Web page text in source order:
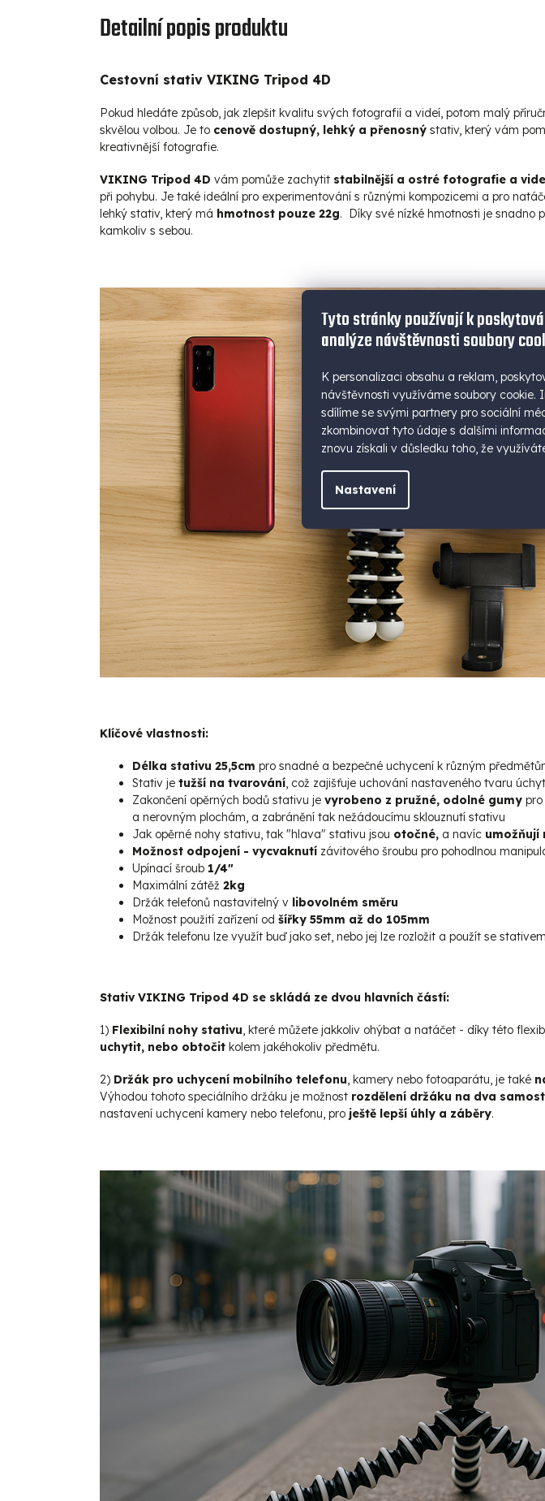
Tyto stránky používají k
analýze návštěvnosti soubory
K personalizaci obsahu a reklam,
návštěvnosti využíváme soubory cookie.
sdílíme se svými partnery pro sociální
zkombinovat tyto údaje s dalšími
znovu získali v důsledku toho, že
Nastavení
Detailní popis produktu
Cestovní stativ VIKING Tripod 4D
Pokud hledáte způsob, jak zlepšit kvalitu svých fotografií a videí, potom malý
skvělou volbou. Je to cenově dostupný, lehký a přenosný stativ, který vám
kreativnější fotografie.
VIKING Tripod 4D vám pomůže zachytit stabilnější a ostré fotografie a
při pohybu. Je také ideální pro experimentování s různými kompozicemi a pro
lehký stativ, který má hmotnost pouze 22g. Díky své nízké hmotnosti je snadno
kamkoliv s sebou.
Klíčové vlastnosti:
Délka stativu 25,5cm pro snadné a bezpečné uchycení k různým
Stativ je tužší na tvarování, což zajišťuje uchování nastaveného tvaru
Zakončení opěrných bodů stativu je vyrobeno z pružné, odolné gumy
a nerovným plochám, a zabránění tak nežádoucímu sklouznutí stativu
Jak opěrné nohy stativu, tak "hlava" stativu jsou otočné, a navíc umožňují
Možnost odpojení - vycvaknutí závitového šroubu pro pohodlnou
Upínací šroub 1/4"
Maximální zátěž 2kg
Držák telefonů nastavitelný v libovolném směru
Možnost použití zařízení od šířky 55mm až do 105mm
Držák telefonu lze využít buď jako set, nebo jej lze rozložit a použít se
Stativ VIKING Tripod 4D se skládá ze dvou hlavních částí:
1) Flexibilní nohy stativu, které můžete jakkoliv ohýbat a natáčet - díky této
uchytit, nebo obtočit kolem jakéhokoliv předmětu.
2) Držák pro uchycení mobilního telefonu, kamery nebo fotoaparátu, je také
Výhodou tohoto speciálního držáku je možnost rozdělení držáku na dva
nastavení uchycení kamery nebo telefonu, pro ještě lepší úhly a záběry.